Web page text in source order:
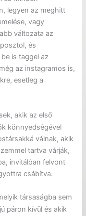
legyen az meghitt
vagy
változata az
és
is taggel az
az instagramos is,
esetleg a
akik az első
könnyedségével
válnak, akik
tartva várják,
invitálóan felvont
csábítva.
társaságba sem
páron kívül és akik